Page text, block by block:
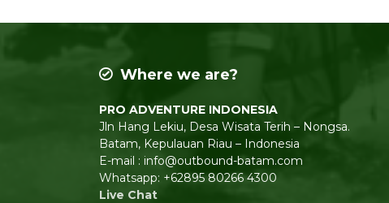
Where we are?
PRO ADVENTURE INDONESIA
Jln Hang Lekiu, Desa Wisata Terih – Nongsa.
Batam, Kepulauan Riau – Indonesia
E-mail : info@outbound-batam.com
Whatsapp: +62895 80266 4300
Live Chat